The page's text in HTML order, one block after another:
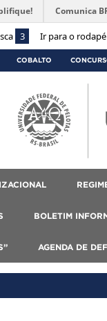
3 Ir para o rodapé
Comunica
COBALTO
BOLETIM
AGENDA DE